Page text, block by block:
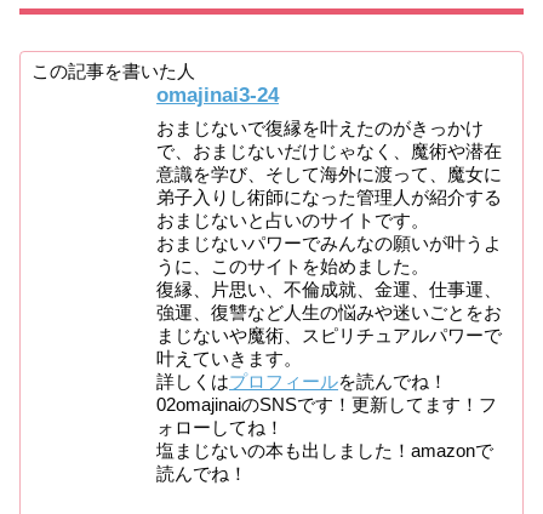
この記事を書いた人
omajinai3-24
おまじないで復縁を叶えたのがきっかけ
で、おまじないだけじゃなく、魔術や潜在
意識を学び、そして海外に渡って、魔女に
弟子入りし術師になった管理人が紹介する
おまじないと占いのサイトです。
おまじないパワーでみんなの願いが叶うよ
うに、このサイトを始めました。
復縁、片思い、不倫成就、金運、仕事運、
強運、復讐など人生の悩みや迷いごとをお
まじないや魔術、スピリチュアルパワーで
叶えていきます。
詳しくはプロフィールを読んでね！
02omajinaiのSNSです！更新してます！フ
ォローしてね！
塩まじないの本も出しました！amazonで
読んでね！